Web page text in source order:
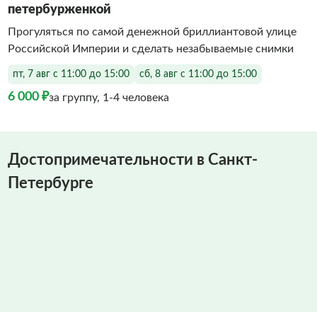
петербурженкой
Прогуляться по самой денежной бриллиантовой улице
Российской Империи и сделать незабываемые снимки
пт, 7 авг с 11:00 до 15:00 сб, 8 авг с 11:00 до 15:00
6 000 ₽за группу, 1-4 человека
Достопримечательности в Санкт-
Петербурге